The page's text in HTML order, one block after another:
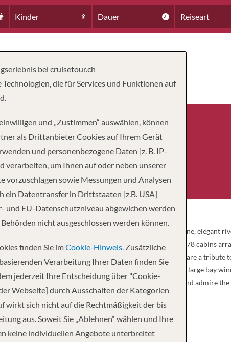
Kinder Dauer Reiseart
PASSAGIERE
158
with 4 anchors which sails on the Rhône and the Saône, elegant
meters wide. It can accommodate 158 passengers, in 78 cabins
the best living conditions. The navy blue and gold tones are a tribute
the trip, offers delicate cuisine in a refined setting, where large bay
floor, while on the sun deck, an ideal place to relax and admire the
bei cruisetour.ch
die für Services und Funktionen auf
und „Zustimmen“ auswählen, können
als Drittanbieter Cookies auf Ihrem Gerät
und personenbezogene Daten [z. B. IP-
verarbeiten, um Ihnen auf oder neben unserer
vorzuschlagen sowie Messungen und Analysen
ein Datentransfer in Drittstaaten [z.B. USA]
und EU-Datenschutzniveau abgewichen werden
nicht ausgeschlossen werden können.
finden Sie imCookie-Hinweis. Zusätzliche
Verarbeitung Ihrer Daten finden Sie
jederzeit Ihre Entscheidung über "Cookie-
Webseite] durch Ausschalten der Kategorien
wirkt sich nicht auf die Rechtmäßigkeit der bis
aus. Soweit Sie „Ablehnen“ wählen und Ihre
keine individuellen Angebote unterbreitet